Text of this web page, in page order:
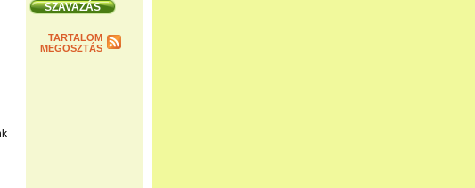
TARTALOM
MEGOSZTÁS